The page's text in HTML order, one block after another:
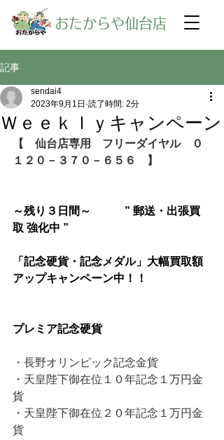
​おたからや仙台店
記事
Ｗｅｅｋｌｙキャンペーン
sendai4
2023年9月1日 読了時間: 2分
【　仙台店専用　フリーダイヤル　０
１２０－３７０－６５６　】
～残り３日間～　　　” 郵送・出張買
取 強化中 ”
「記念硬貨・記念メダル」大幅買取額
アップキャンペーン中！！
プレミア記念硬貨
・長野オリンピック記念金貨
・天皇陛下御在位１０年記念１万円金
貨
・天皇陛下御在位２０年記念１万円金
貨